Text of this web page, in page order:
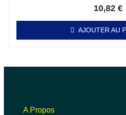
10,82 €
AJOUTER AU
A Propos